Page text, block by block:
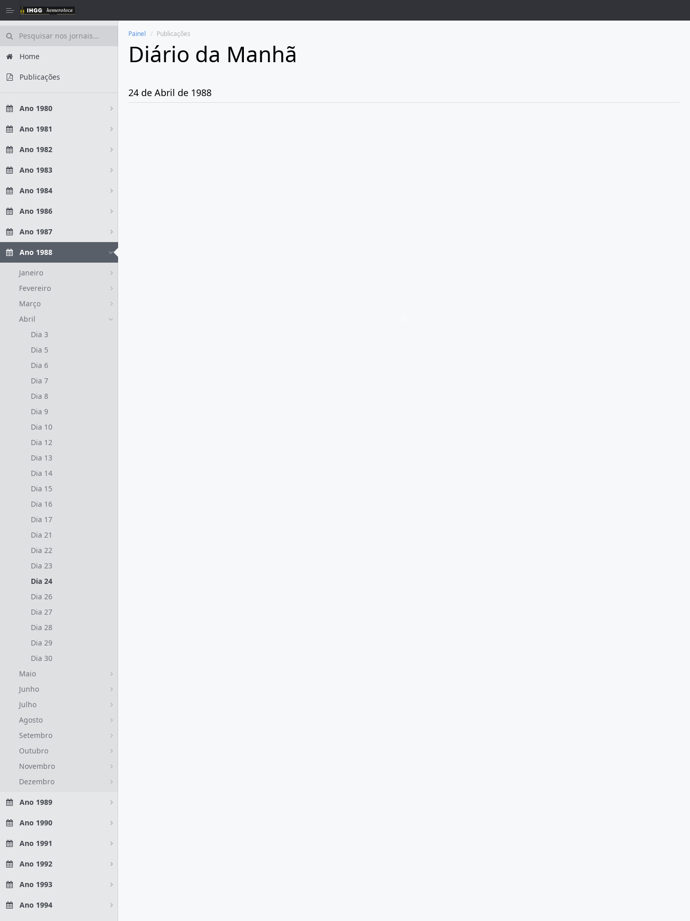
Home
Publicações
Ano 1980
Ano 1981
Ano 1982
Ano 1983
Ano 1984
Ano 1986
Ano 1987
Ano 1988
Janeiro
Fevereiro
Março
Abril
Dia 3
Dia 5
Dia 6
Dia 7
Dia 8
Dia 9
Dia 10
Dia 12
Dia 13
Dia 14
Dia 15
Dia 16
Dia 17
Dia 21
Dia 22
Dia 23
Dia 24
Dia 26
Dia 27
Dia 28
Dia 29
Dia 30
Maio
Junho
Julho
Agosto
Setembro
Outubro
Novembro
Dezembro
Ano 1989
Ano 1990
Ano 1991
Ano 1992
Ano 1993
Ano 1994
Painel Publicações
Diário da Manhã
24 de Abril de 1988